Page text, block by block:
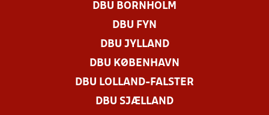
DBU BORNHOLM
DBU FYN
DBU JYLLAND
DBU KØBENHAVN
DBU LOLLAND-FALSTER
DBU SJÆLLAND